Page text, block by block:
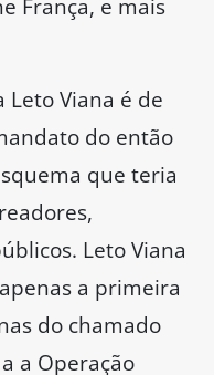
França, e mais
Viana é de
do então
que teria
Leto Viana
a primeira
do chamado
a Operação